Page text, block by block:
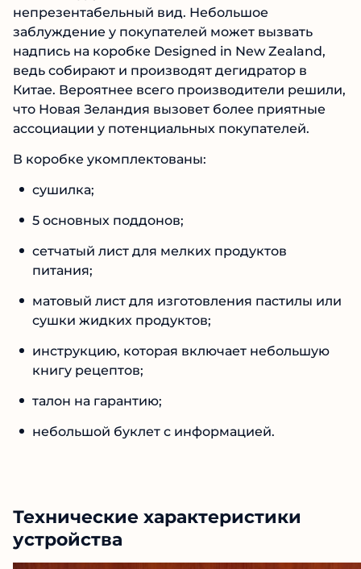
непрезентабельный вид. Небольшое
заблуждение у покупателей может вызвать
надпись на коробке Designed in New Zealand,
ведь собирают и производят дегидратор в
Китае. Вероятнее всего производители решили,
что Новая Зеландия вызовет более приятные
ассоциации у потенциальных покупателей.
В коробке укомплектованы:
сушилка;
5 основных поддонов;
сетчатый лист для мелких продуктов
питания;
матовый лист для изготовления пастилы или
сушки жидких продуктов;
инструкцию, которая включает небольшую
книгу рецептов;
талон на гарантию;
небольшой буклет с информацией.
Технические характеристики
устройства